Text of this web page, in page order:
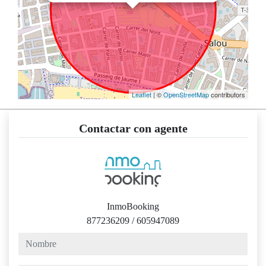
Leaflet| ©OpenStreetMapcontributors
Contactar con agente
InmoBooking
877236209 /605947089
nombre